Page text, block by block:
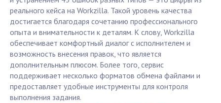
реального кейса на Workzilla. Такой уровень качества
достигается благодаря сочетанию профессионального
опыта и внимательности к деталям. К слову, Workzilla
обеспечивает комфортный диалог с исполнителем и
возможность внесения правок, что является
дополнительным плюсом. Более того, сервис
поддерживает несколько форматов обмена файлами и
предоставляет удобные инструменты для контроля
выполнения задания.